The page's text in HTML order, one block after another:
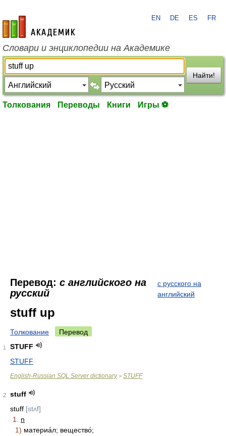
academic.ru
EN DE ES FR
Словари и энциклопедии на Академике
Найти!
Толкования Переводы Книги Игры ⚽
Перевод: с английского на
русский
с русского на
английский
stuff up
Толкование Перевод
1
STUFF
STUFF
English-Russian SQL Server dictionary> STUFF
2
stuff
stuff [stʌf]
1.
n
1) материа́л; вещество́;